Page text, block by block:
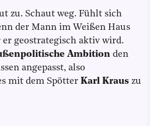
zu. Schaut weg. Fühlt sich
der Mann im Weißen Haus
geostrategisch aktiv wird.
Ambition den
angepasst, also
mit dem Spötter Karl Kraus zu